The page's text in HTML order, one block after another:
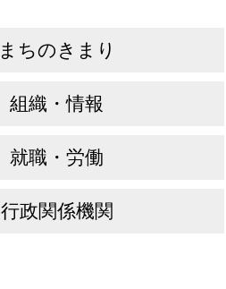
まちのきまり
組織・情報
就職・労働
行政関係機関